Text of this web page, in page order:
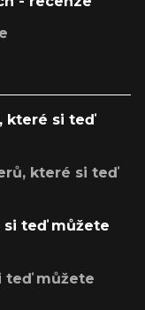
které si teď
které si teď
si teď můžete
teď můžete